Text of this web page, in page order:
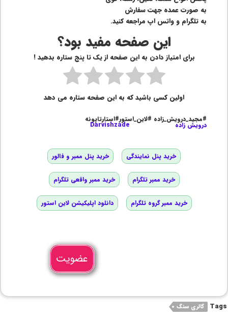
به صورت عمده جهت سفارش
به تلگرام و واتس اپ مراجعه کنید.
این صفحه مفید بود؟
برای امتیاز دادن به این صفحه از یک تا پنج ستاره بدهید !
اولین کسی باشید که به این صفحه ستاره می دهد
#مجید_درویش_زاده #لاین_استور#استارتاپونه
درویش زاده Darvishzade
خرید پنل نمایندگی خرید پنل ممبر و فالور
خرید ممبر تلگرام خرید ممبر واقعی تلگرام
خرید ممبر گروه تلگرام دانلود اپلیکیشن لاین استور
عضویت
Tags گالری سنگ